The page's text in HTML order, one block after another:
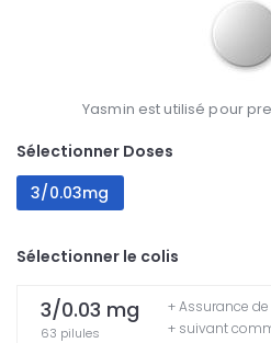
Yasmin est utilisé pour
Sélectionner Doses
3/0.03mg
Sélectionner le colis
3/0.03 mg
63 pilules
+ Assurance
+ suivant